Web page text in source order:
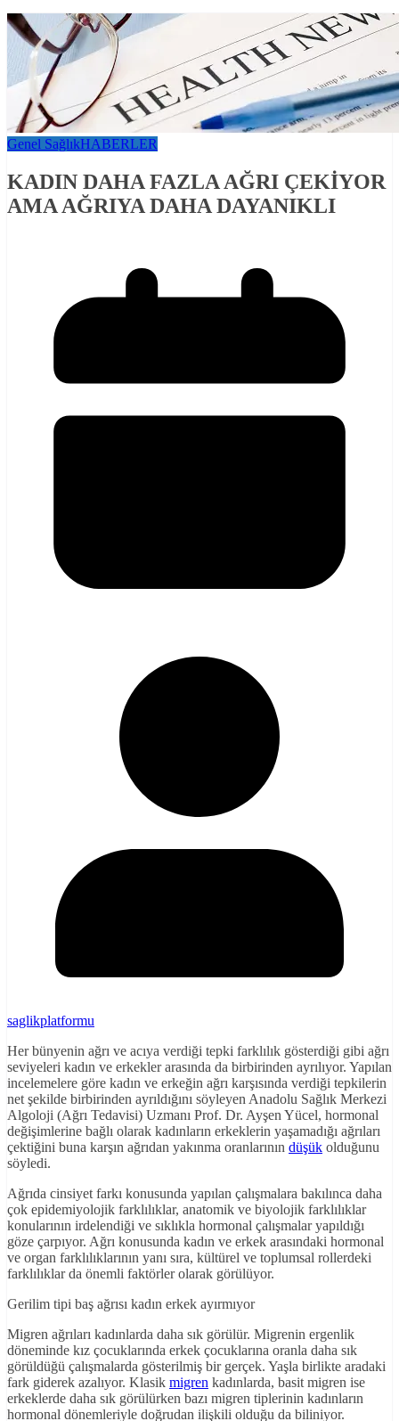
Genel SağlıkHABERLER
KADIN DAHA FAZLA AĞRI ÇEKİYOR
AMA AĞRIYA DAHA DAYANIKLI
saglikplatformu
Her bünyenin ağrı ve acıya verdiği tepki farklılık gösterdiği gibi ağrı
seviyeleri kadın ve erkekler arasında da birbirinden ayrılıyor. Yapılan
incelemelere göre kadın ve erkeğin ağrı karşısında verdiği tepkilerin
net şekilde birbirinden ayrıldığını söyleyen Anadolu Sağlık Merkezi
Algoloji (Ağrı Tedavisi) Uzmanı Prof. Dr. Ayşen Yücel, hormonal
değişimlerine bağlı olarak kadınların erkeklerin yaşamadığı ağrıları
çektiğini buna karşın ağrıdan yakınma oranlarının düşük olduğunu
söyledi.
Ağrıda cinsiyet farkı konusunda yapılan çalışmalara bakılınca daha
çok epidemiyolojik farklılıklar, anatomik ve biyolojik farklılıklar
konularının irdelendiği ve sıklıkla hormonal çalışmalar yapıldığı
göze çarpıyor. Ağrı konusunda kadın ve erkek arasındaki hormonal
ve organ farklılıklarının yanı sıra, kültürel ve toplumsal rollerdeki
farklılıklar da önemli faktörler olarak görülüyor.
Gerilim tipi baş ağrısı kadın erkek ayırmıyor
Migren ağrıları kadınlarda daha sık görülür. Migrenin ergenlik
döneminde kız çocuklarında erkek çocuklarına oranla daha sık
görüldüğü çalışmalarda gösterilmiş bir gerçek. Yaşla birlikte aradaki
fark giderek azalıyor. Klasik migren kadınlarda, basit migren ise
erkeklerde daha sık görülürken bazı migren tiplerinin kadınların
hormonal dönemleriyle doğrudan ilişkili olduğu da biliniyor.